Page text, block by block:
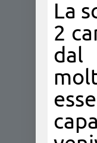
La
2
dal